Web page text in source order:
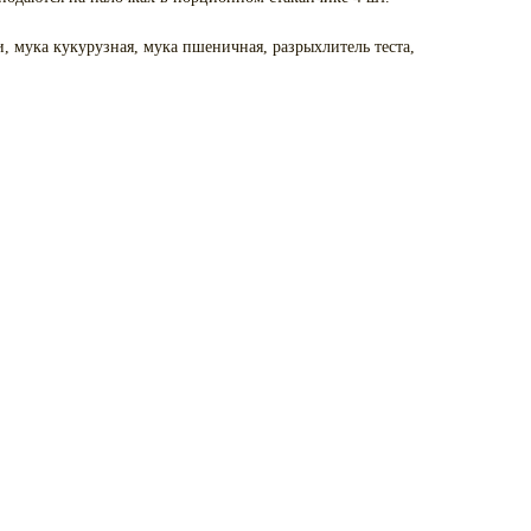
мука кукурузная, мука пшеничная, разрыхлитель теста,